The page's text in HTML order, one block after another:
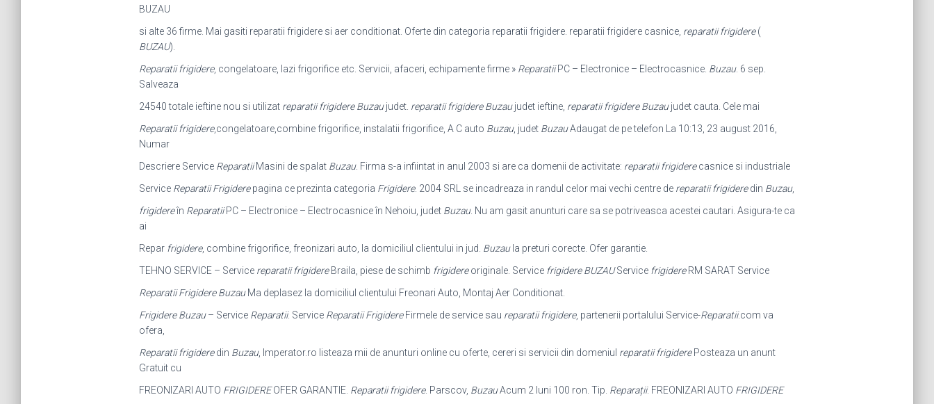
BUZAU
si alte 36 firme. Mai gasiti reparatii frigidere si aer conditionat. Oferte din categoria reparatii frigidere. reparatii frigidere casnice, reparatii frigidere(
BUZAU).
Reparatii frigidere, congelatoare, lazi frigorifice etc. Servicii, afaceri, echipamente firme » ReparatiiPC – Electronice – Electrocasnice. Buzau. 6 sep.
Salveaza
24540 totale ieftine nou si utilizat reparatii frigidere Buzaujudet. reparatii frigidere Buzaujudet ieftine, reparatii frigidere Buzaujudet cauta. Cele mai
Reparatii frigidere,congelatoare,combine frigorifice, instalatii frigorifice, A C auto Buzau, judet BuzauAdaugat de pe telefon La 10:13, 23 august 2016,
Numar
Descriere Service ReparatiiMasini de spalat Buzau. Firma s-a infiintat in anul 2003 si are ca domenii de activitate: reparatii frigiderecasnice si industriale
Service Reparatii Frigiderepagina ce prezinta categoria Frigidere. 2004 SRL se incadreaza in randul celor mai vechi centre de reparatii frigideredin Buzau,
frigidereîn ReparatiiPC – Electronice – Electrocasnice în Nehoiu, judet Buzau. Nu am gasit anunturi care sa se potriveasca acestei cautari. Asigura-te ca
ai
Repar frigidere, combine frigorifice, freonizari auto, la domiciliul clientului in jud. Buzaula preturi corecte. Ofer garantie.
TEHNO SERVICE – Service reparatii frigidereBraila, piese de schimb frigidereoriginale. Service frigidere BUZAUService frigidereRM SARAT Service
Reparatii Frigidere BuzauMa deplasez la domiciliul clientului Freonari Auto, Montaj Aer Conditionat.
Frigidere Buzau– Service Reparatii. Service Reparatii FrigidereFirmele de service sau reparatii frigidere, partenerii portalului Service-Reparatii.com va
ofera,
Reparatii frigideredin Buzau, Imperator.ro listeaza mii de anunturi online cu oferte, cereri si servicii din domeniul reparatii frigiderePosteaza un anunt
Gratuit cu
FREONIZARI AUTO FRIGIDEREOFER GARANTIE. Reparatii frigidere. Parscov, BuzauAcum 2 luni 100 ron. Tip. Reparații. FREONIZARI AUTO FRIGIDERE